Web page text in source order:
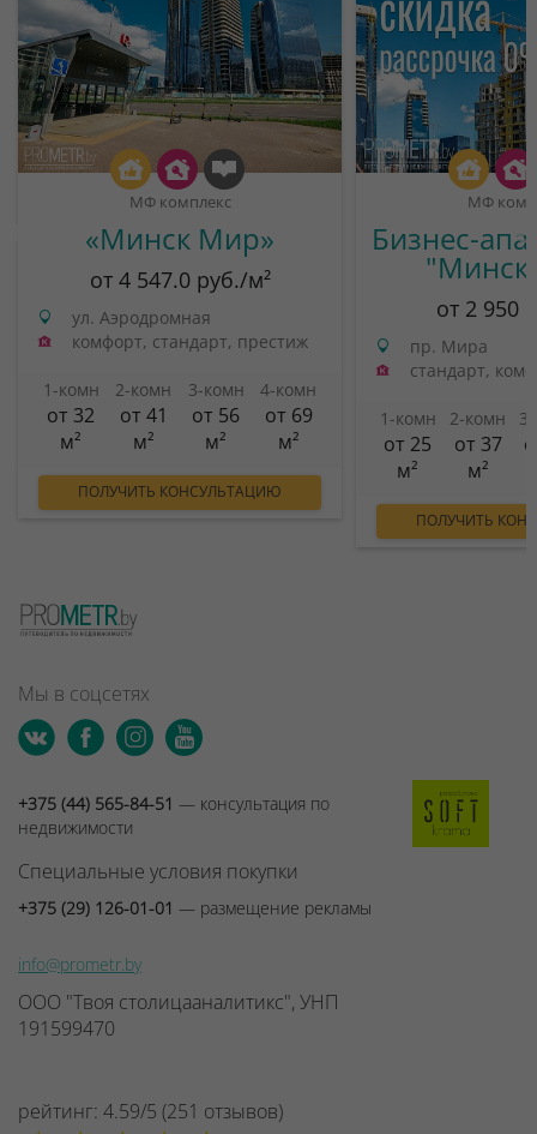
МФ комплекс
«Минск Мир»
от 4 547.0 руб./м²
ул. Аэродромная
комфорт, стандарт, престиж
1-комн
от 32
м²
2-комн
от 41
м²
3-комн
от 56
м²
4-комн
от 69
м²
ПОЛУЧИТЬ КОНСУЛЬТАЦИЮ
МФ
Бизнес-
от 2 950
пр. Мира
стандарт,
1-комн
от 25
м²
2-комн
от 37
м²
ПОЛУЧИТЬ
Мы в соцсетях
+375 (44) 565-84-51 — консультация по
недвижимости
Специальные условия покупки
+375 (29) 126-01-01 — размещение рекламы
info@prometr.by
ООО "Твоя столицааналитикс", УНП
191599470
рейтинг: 4.59/5 (251 отзывов)